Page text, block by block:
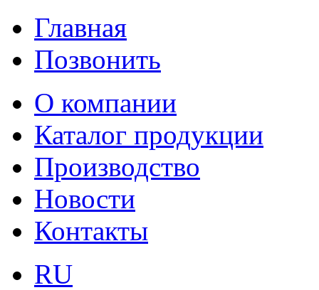
Главная
Позвонить
О компании
Каталог продукции
Производство
Новости
Контакты
RU